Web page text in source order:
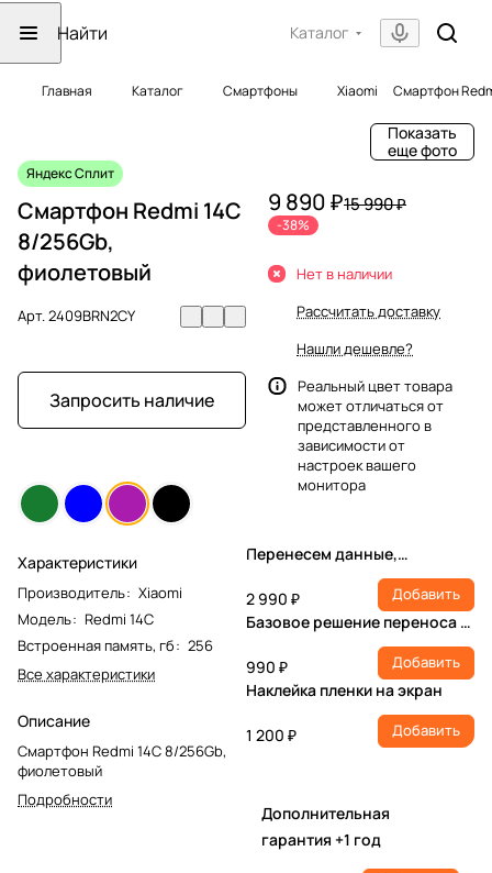
Каталог
Главная Каталог Смартфоны Xiaomi Смартфон
Показать
еще фото
Яндекс Сплит
Смартфон Redmi 14C
8/256Gb,
фиолетовый
Арт.2409BRN2CY
Запросить наличие
Характеристики
Производитель: Xiaomi
Модель: Redmi 14C
Встроенная память, гб: 256
Все характеристики
Описание
Смартфон Redmi 14C 8/256Gb,
фиолетовый
Подробности
9 890 ₽15 990 ₽
-38%
Нет в наличии
Рассчитать доставку
Нашли дешевле?
Реальный цвет товара
может отличаться от
представленного в
зависимости от
настроек вашего
монитора
Перенесем данные,
настроим учетную запись,
установим ПО
2 990 ₽ Добавить
Базовое решение переноса и
990 ₽
Добавить
Наклейка пленки на экран
1 200 ₽ Добавить
Дополнительная
гарантия +1 год